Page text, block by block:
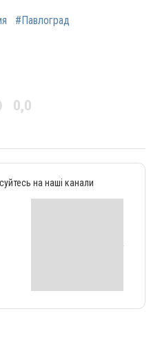
#Павлоград
0,0
на наші канали